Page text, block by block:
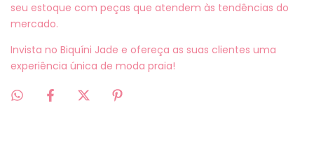
seu estoque com peças que atendem às tendências do
mercado.
Invista no Biquíni Jade e ofereça as suas clientes uma
experiência única de moda praia!